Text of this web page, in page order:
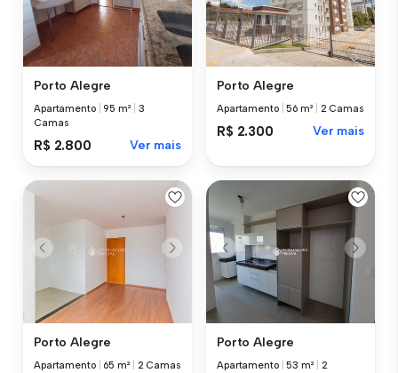
Porto Alegre
Apartamento |95 m²
3
Camas
R$ 2.800 Ver mais
Porto Alegre
Apartamento |56 m² 2 Camas
R$ 2.300 Ver mais
Porto Alegre
Apartamento 65 m² 2 Camas
Porto Alegre
Apartamento |53 m²
2